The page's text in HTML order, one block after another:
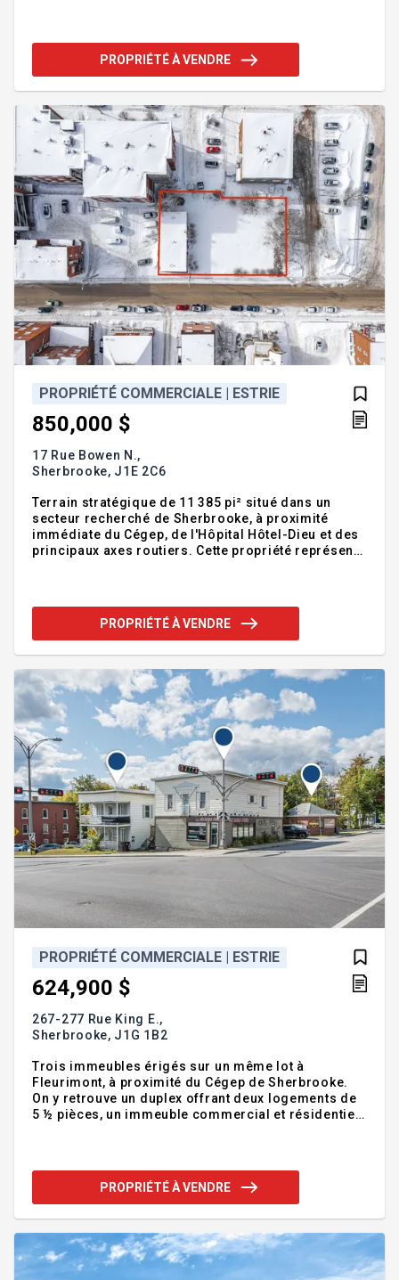
pièce de stockage. Le garage est vendu avec
inventaire et outils, permettant une prise de
voitures et aucun voisin à l'arrière. Emplacement
stratégique à proximité des axes routi
PROPRIÉTÉ À VENDRE
PROPRIÉTÉ COMMERCIALE | ESTRIE
850,000 $
17 Rue Bowen N.,
Sherbrooke, J1E 2C6
Terrain stratégique de 11 385 pi² situé dans un
secteur recherché de Sherbrooke, à proximité
immédiate du Cégep, de l'Hôpital Hôtel-Dieu et des
principaux axes routiers. Cette propriété représente
la Ville de Sherbrooke. Des plans volumétriques
ainsi que des plans d'architecte sont disponibles,
un secteur en pleine évolution. Addenda :Son
emplace
PROPRIÉTÉ À VENDRE
PROPRIÉTÉ COMMERCIALE | ESTRIE
624,900 $
267-277 Rue King E.,
Sherbrooke, J1G 1B2
Trois immeubles érigés sur un même lot à
Fleurimont, à proximité du Cégep de Sherbrooke.
On y retrouve un duplex offrant deux logements de
5 ½ pièces, un immeuble commercial et résidentiel
:Cette vente est faite sans garantie légale. Détails
des immeubles : Duplex 267-269 King E #267 :
2026. #269 : logement 5½ pièces, situé au 2e étage,
lo
PROPRIÉTÉ À VENDRE